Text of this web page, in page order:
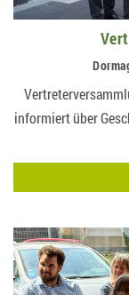
informiert über